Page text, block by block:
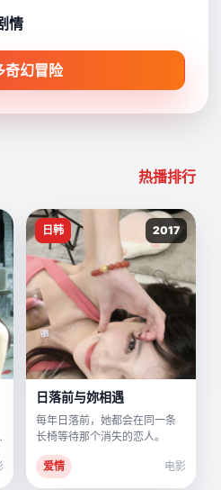
情
奇幻冒险
热播排行
2017
日韩
日落前与妳相遇
每年日落前，她都会在同一条
长椅等待那个消失的恋人。
爱情 电影